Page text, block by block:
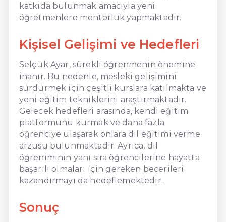
katkıda bulunmak amacıyla yeni
öğretmenlere mentorluk yapmaktadır.
Kişisel Gelişimi ve Hedefleri
Selçuk Ayar, sürekli öğrenmenin önemine
inanır. Bu nedenle, mesleki gelişimini
sürdürmek için çeşitli kurslara katılmakta ve
yeni eğitim tekniklerini araştırmaktadır.
Gelecek hedefleri arasında, kendi eğitim
platformunu kurmak ve daha fazla
öğrenciye ulaşarak onlara dil eğitimi verme
arzusu bulunmaktadır. Ayrıca, dil
öğreniminin yanı sıra öğrencilerine hayatta
başarılı olmaları için gereken becerileri
kazandırmayı da hedeflemektedir.
Sonuç